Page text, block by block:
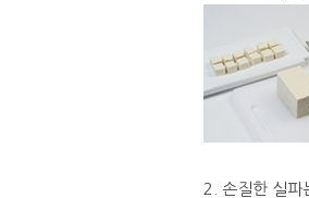
2. 손질한 실파